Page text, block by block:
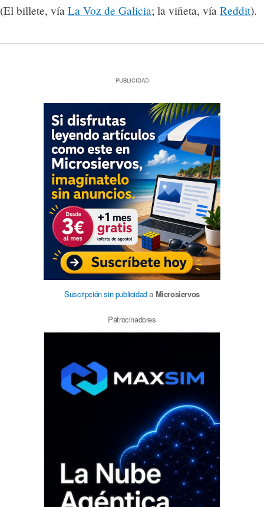
(El billete, vía La Voz de Galicia; la viñeta, vía Reddit).
PUBLICIDAD
Suscripción sin publicidada Microsiervos
Patrocinadores